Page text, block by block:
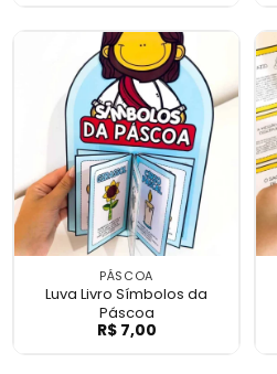
PÁSCOA
Luva Livro Símbolos da
Páscoa
Luva Livro
R$7,00